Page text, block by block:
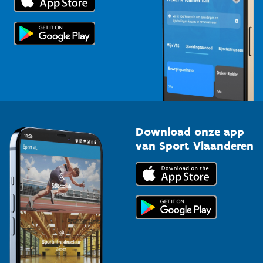
Topsporters
Download onze app
van Sport Vlaanderen